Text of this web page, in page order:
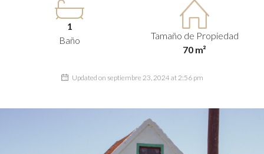
1
Baño
Tamaño de Propiedad
70 m²
Updated on septiembre 23, 2024 at 2:56 pm